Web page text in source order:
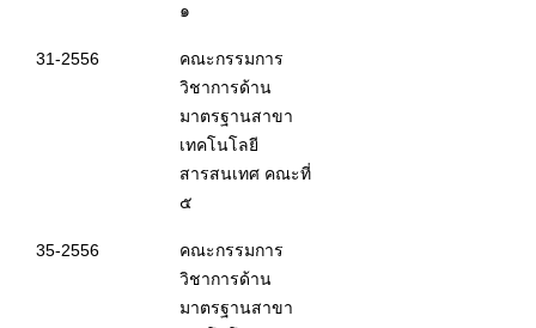
๑
31-2556
คณะกรรมการ
วิชาการด้าน
มาตรฐานสาขา
เทคโนโลยี
สารสนเทศ คณะที่
๕
35-2556
คณะกรรมการ
วิชาการด้าน
มาตรฐานสาขา